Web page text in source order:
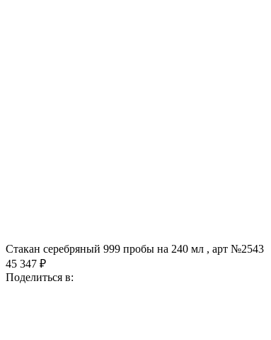
Стакан серебряный 999 пробы на 240 мл , арт №2543
45 347 ₽
Поделиться в: